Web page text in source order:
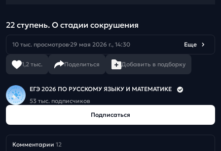
22 ступень. О стадии сокрушения
10 тыс. просмотров 29 мая 2026 г., 14:30 Еще
1,2 тыс. Поделиться Добавить в подборку
ЕГЭ 2026 ПО РУССКОМУ ЯЗЫКУ И МАТЕМАТИКЕ
53 тыс. подписчиков
Подписаться
Комментарии 12